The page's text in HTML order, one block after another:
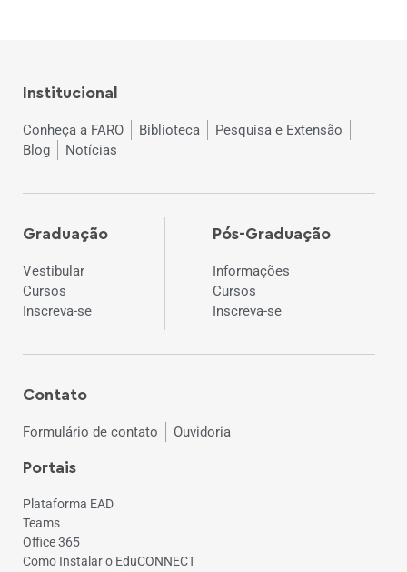
Institucional
Conheça a FARO Biblioteca
Pesquisa e Extensão
Blog
Notícias
Graduação
Vestibular
Cursos
Inscreva-se
Pós-Graduação
Informações
Cursos
Inscreva-se
Contato
Formulário de contato Ouvidoria
Portais
Plataforma EAD
Teams
Office 365
Como Instalar o EduCONNECT